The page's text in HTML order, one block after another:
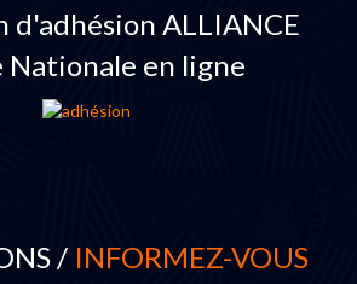
d'adhésion ALLIANCE
Nationale en ligne
/ INFORMEZ-VOUS